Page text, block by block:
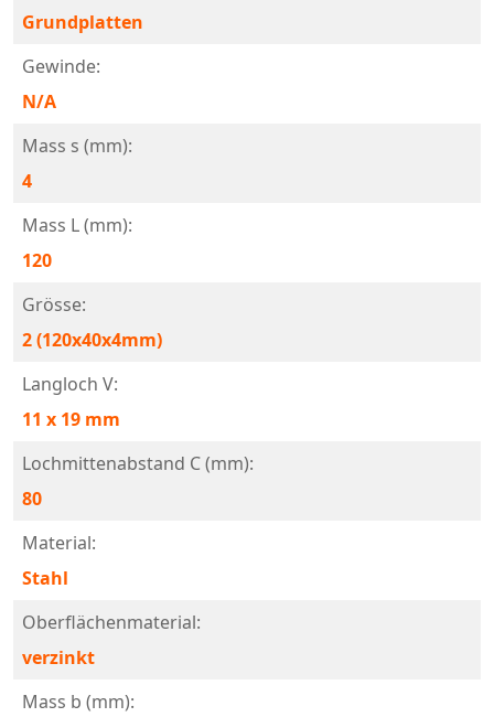
Grundplatten
Gewinde:
N/A
Mass s (mm):
4
Mass L (mm):
120
Grösse:
2 (120x40x4mm)
Langloch V:
11 x 19 mm
Lochmittenabstand C (mm):
80
Material:
Stahl
Oberflächenmaterial:
verzinkt
Mass b (mm):